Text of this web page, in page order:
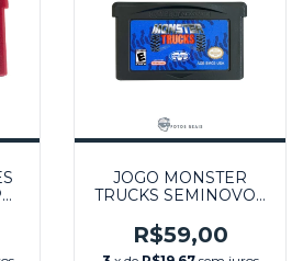
JOGO MONSTER
TRUCKS SEMINOVO -
R$59,00